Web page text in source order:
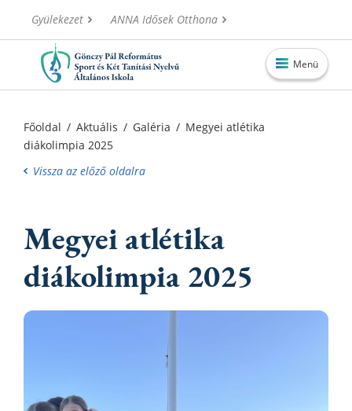
Gyülekezet ANNA Idősek Otthona
Menü
Aktuális
Iskolánk
Információk
Oktatás
Elérhetőségek
Főoldal / Aktuális / Galéria / Megyei atlétika
diákolimpia 2025
Vissza az előző oldalra
Megyei atlétika
diákolimpia 2025